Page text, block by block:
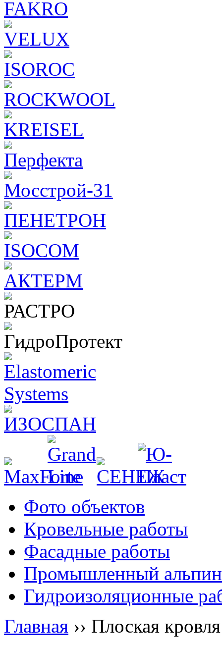
Фото объектов
Кровельные работы
Фасадные работы
Промышленный
Гидроизоляционные
Главная ›› Плоская кровля